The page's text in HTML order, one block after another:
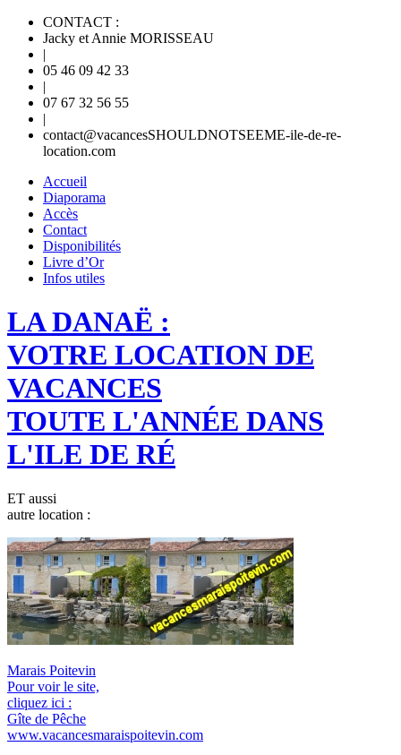
CONTACT :
Jacky et Annie MORISSEAU
|
05 46 09 42 33
|
07 67 32 56 55
|
contact@vacancesSHOULDNOTSEEME-ile-de-re-
location.com
Accueil
Diaporama
Accès
Contact
Disponibilités
Livre d’Or
Infos utiles
LA DANAË :
VOTRE LOCATION DE
VACANCES
TOUTE L'ANNÉE DANS
L'ILE DE RÉ
ET aussi
autre location :
Marais Poitevin
Pour voir le site,
cliquez ici :
Gîte de Pêche
www.vacancesmaraispoitevin.com